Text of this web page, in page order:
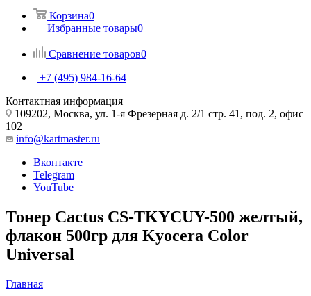
Корзина0
Избранные товары0
Сравнение товаров0
+7 (495) 984-16-64
Контактная информация
109202, Москва, ул. 1-я Фрезерная д. 2/1 стр. 41, под. 2, офис
102
info@kartmaster.ru
Вконтакте
Telegram
YouTube
Тонер Cactus CS-TKYCUY-500 желтый,
флакон 500гр для Kyocera Color
Universal
Главная